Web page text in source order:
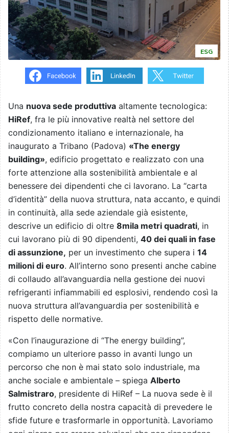
ESG
Una nuova sede produttiva altamente tecnologica:
HiRef, fra le più innovative realtà nel settore del
condizionamento italiano e internazionale, ha
inaugurato a Tribano (Padova) «The energy
building», edificio progettato e realizzato con una
forte attenzione alla sostenibilità ambientale e al
benessere dei dipendenti che ci lavorano. La “carta
d’identità” della nuova struttura, nata accanto, e quindi
in continuità, alla sede aziendale già esistente,
descrive un edificio di oltre 8mila metri quadrati, in
cui lavorano più di 90 dipendenti, 40 dei quali in fase
di assunzione, per un investimento che supera i 14
milioni di euro. All’interno sono presenti anche cabine
di collaudo all’avanguardia nella gestione dei nuovi
refrigeranti infiammabili ed esplosivi, rendendo così la
nuova struttura all’avanguardia per sostenibilità e
rispetto delle normative.
«Con l’inaugurazione di “The energy building”,
compiamo un ulteriore passo in avanti lungo un
percorso che non è mai stato solo industriale, ma
anche sociale e ambientale – spiega Alberto
Salmistraro, presidente di HiRef – La nuova sede è il
frutto concreto della nostra capacità di prevedere le
sfide future e trasformarle in opportunità. Lavoriamo